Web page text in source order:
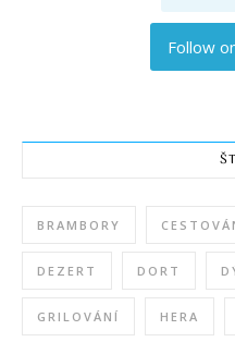
Follow
BRAMBORY
DEZERT DORT
GRILOVÁNÍ HERA